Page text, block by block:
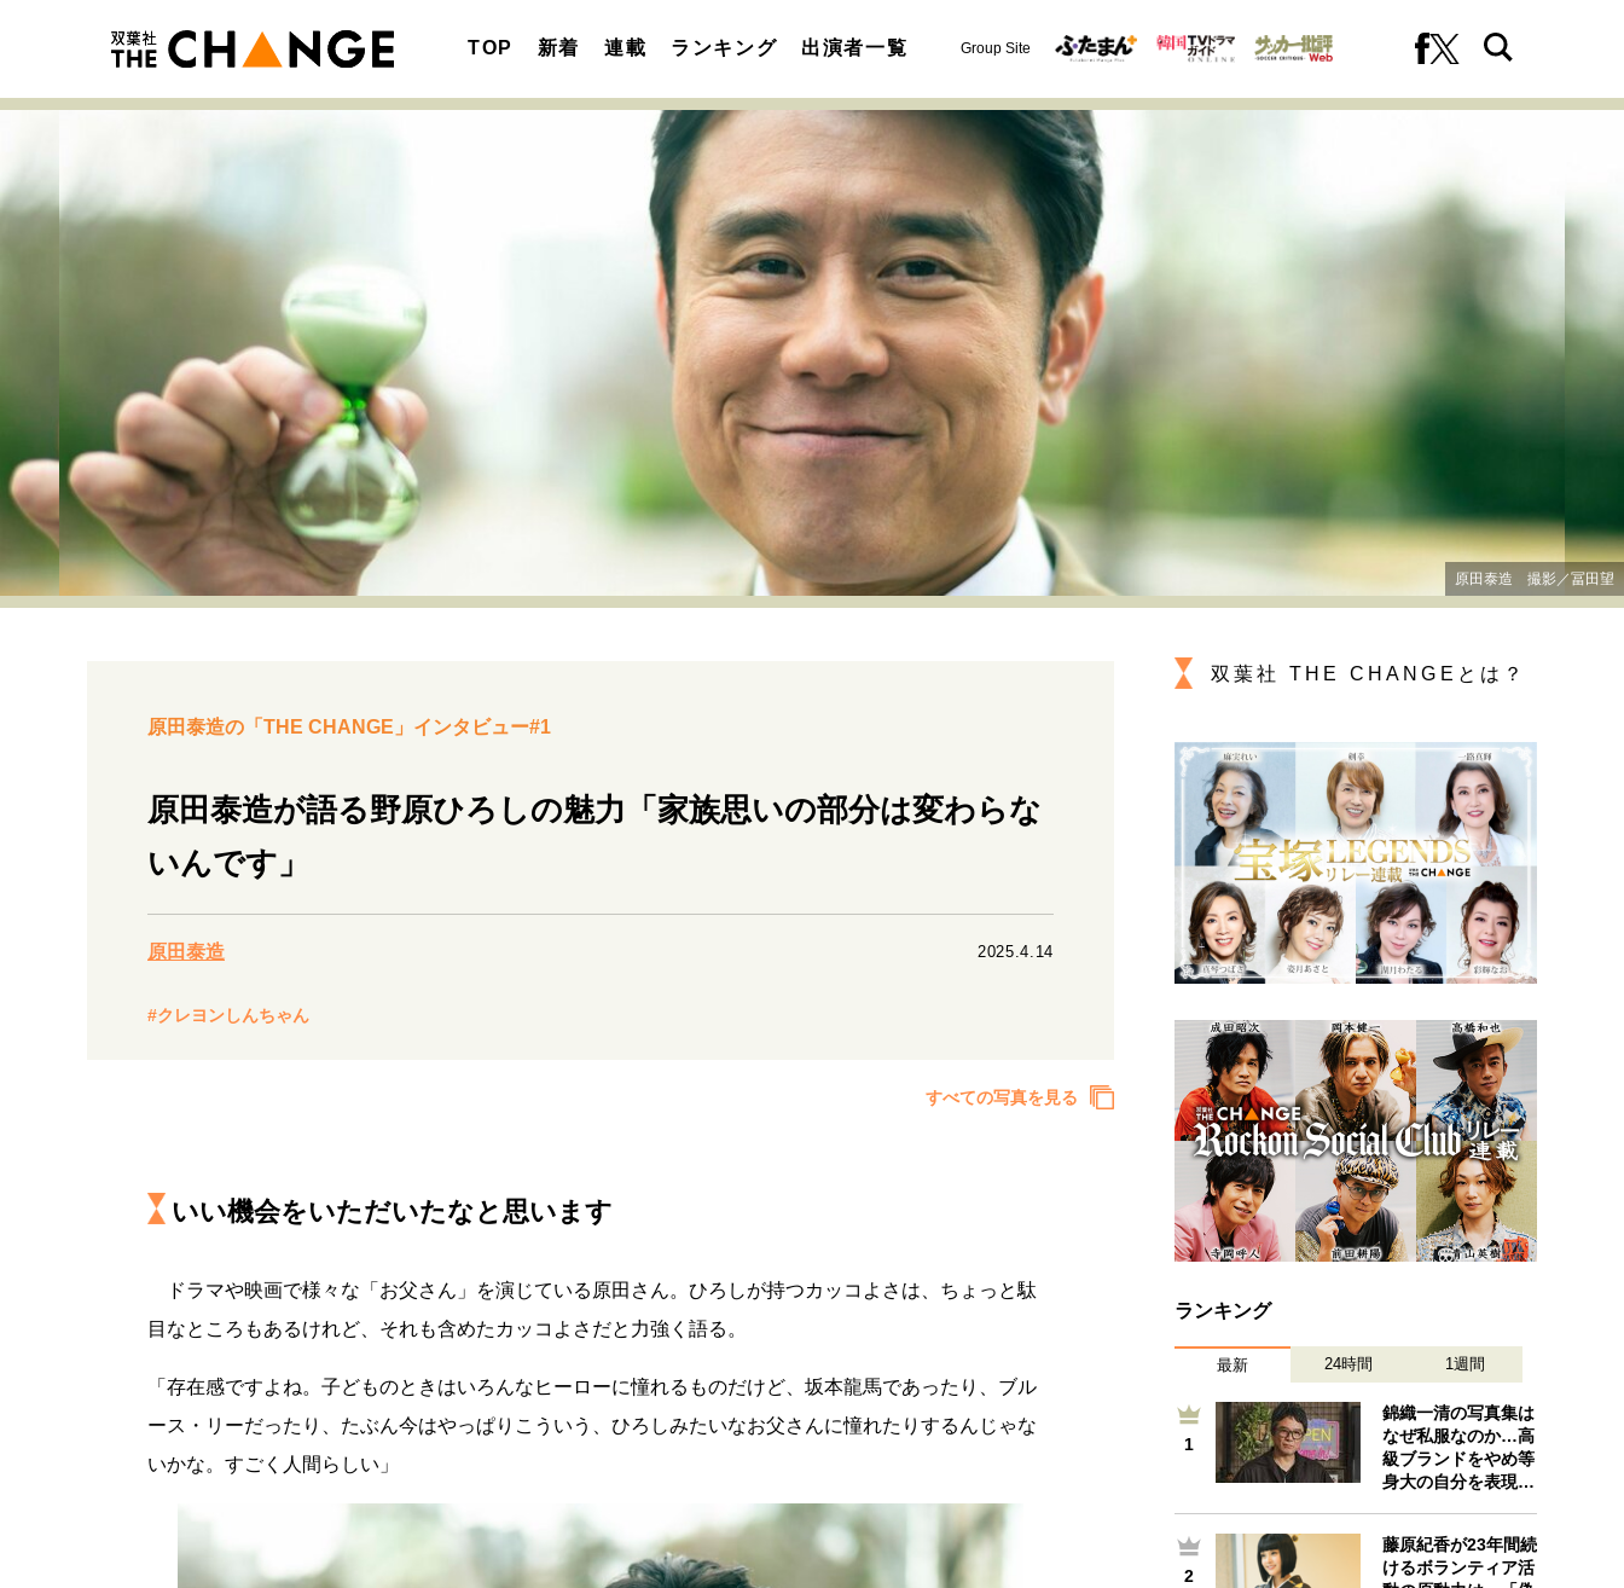
TOP 新着 連載 ランキング 出演者一覧 Group Site
サイトの核・哲学 決断の裏側 挫折からの再起 未知への挑戦
人生が動いた日 10代の挫折と原点
キャリア・働き方 独立という決断 大人の学び直し
経営・ビジネス 変革の原動力 次世代へのバトン トップが描く未来
40代からの景色
一生モノの愛用品
社会・カルチャー・マネー
原田泰造 撮影／冨田望
原田泰造の「THE CHANGE」インタビュー#1
原田泰造が語る野原ひろしの魅力「家族思いの部分は変わらな
いんです」
原田泰造 2025.4.14
#クレヨンしんちゃん
すべての写真を見る
いい機会をいただいたなと思います
ドラマや映画で様々な「お父さん」を演じている原田さん。ひろしが持つカッコよさは、ちょっと駄
目なところもあるけれど、それも含めたカッコよさだと力強く語る。
「存在感ですよね。子どものときはいろんなヒーローに憧れるものだけど、坂本龍馬であったり、ブル
ース・リーだったり、たぶん今はやっぱりこういう、ひろしみたいなお父さんに憧れたりするんじゃな
いかな。すごく人間らしい」
双葉社 THE CHANGEとは？
ランキング
最新 24時間 1週間
1
錦織一清の写真集は
なぜ私服なのか…高
級ブランドをやめ等
身大の自分を表現…
2
藤原紀香が23年間続
けるボランティア活